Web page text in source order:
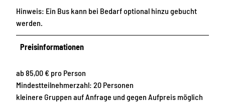
Hinweis: Ein Bus kann bei Bedarf optional hinzu gebucht
werden.
Preisinformationen
ab 85,00 € pro Person
Mindestteilnehmerzahl: 20 Personen
kleinere Gruppen auf Anfrage und gegen Aufpreis möglich